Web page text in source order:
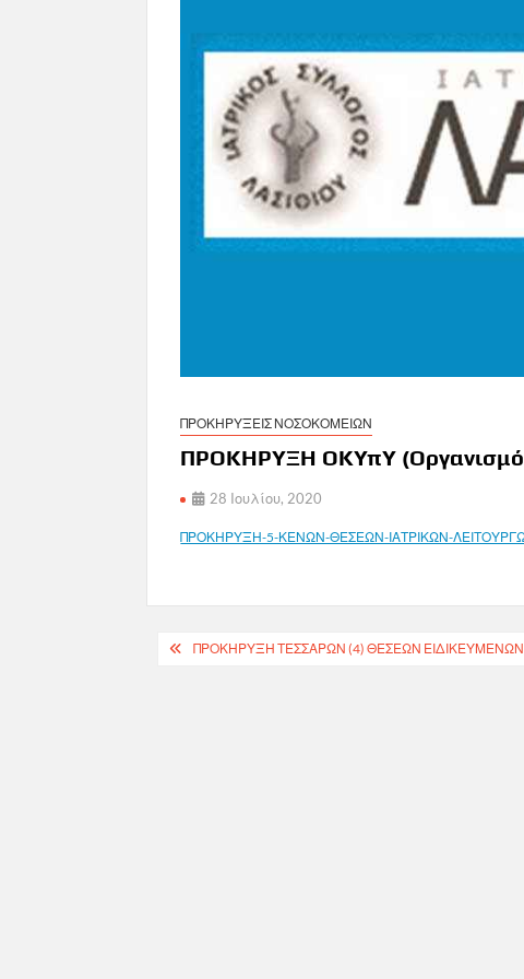
ΠΡΟΚΗΡΥΞΕΙΣ ΝΟΣΟΚΟΜΕΙΩΝ
ΠΡΟΚΗΡΥΞΗ ΟΚΥπΥ
28 Ιουλίου, 2020
ΠΡΟΚΗΡΥΞΗ-5-ΚΕΝΩΝ-ΘΕΣΕΩΝ-ΙΑΤΡΙΚΩΝ-
Πλοήγηση
ΠΡΟΚΗΡΥΞΗ ΤΕΣΣΑΡΩΝ (4) ΘΕΣΕΩΝ